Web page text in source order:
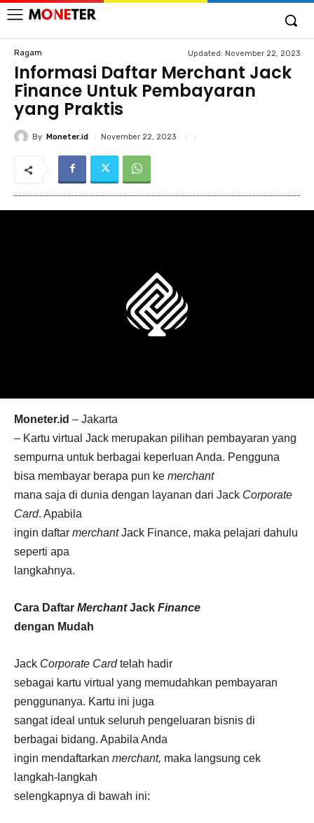
Ragam Updated: November 22, 2023
Informasi Daftar Merchant Jack
Finance Untuk Pembayaran
yang Praktis
By Moneter.id November 22, 2023
Moneter.id – Jakarta
– Kartu virtual Jack merupakan pilihan pembayaran yang
sempurna untuk berbagai keperluan Anda. Pengguna
bisa membayar berapa pun ke merchant
mana saja di dunia dengan layanan dari Jack Corporate
Card. Apabila
ingin daftar merchantJack Finance, maka pelajari dahulu
seperti apa
langkahnya.
Cara Daftar MerchantJack Finance
dengan Mudah
Jack Corporate Cardtelah hadir
sebagai kartu virtual yang memudahkan pembayaran
penggunanya. Kartu ini juga
sangat ideal untuk seluruh pengeluaran bisnis di
berbagai bidang. Apabila Anda
ingin mendaftarkan merchant, maka langsung cek
langkah-langkah
selengkapnya di bawah ini: